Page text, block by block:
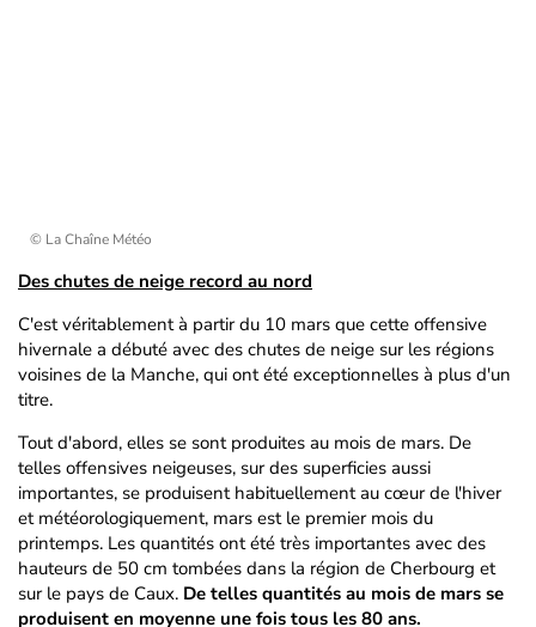
© La Chaîne Météo
Des chutes de neige record au nord
C'est véritablement à partir du 10 mars que cette offensive
hivernale a débuté avec des chutes de neige sur les régions
voisines de la Manche, qui ont été exceptionnelles à plus d'un
titre.
Tout d'abord, elles se sont produites au mois de mars. De
telles offensives neigeuses, sur des superficies aussi
importantes, se produisent habituellement au cœur de l'hiver
et météorologiquement, mars est le premier mois du
printemps. Les quantités ont été très importantes avec des
hauteurs de 50 cm tombées dans la région de Cherbourg et
sur le pays de Caux. De telles quantités au mois de mars se
produisent en moyenne une fois tous les 80 ans.